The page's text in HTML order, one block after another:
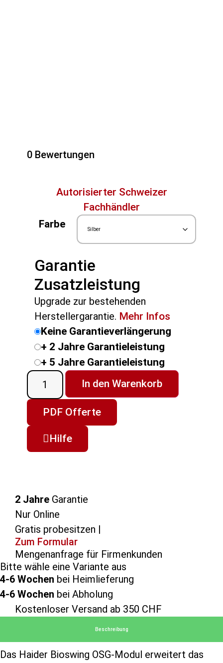
0 Bewertungen
Autorisierter Schweizer
Fachhändler
Farbe
Garantie
Zusatzleistung
Upgrade zur bestehenden
Herstellergarantie. Mehr Infos
Keine Garantieverlängerung
+ 2 Jahre Garantieleistung
+ 5 Jahre Garantieleistung
In den Warenkorb
PDF Offerte
Hilfe
2 Jahre Garantie
Nur Online
Gratis probesitzen |
Zum Formular
Mengenanfrage für Firmenkunden
Bitte wähle eine Variante aus
4-6 Wochen bei Heimlieferung
4-6 Wochen bei Abholung
Kostenloser Versand ab 350 CHF
Beschreibung
Das Haider Bioswing OSG-Modul erweitert das